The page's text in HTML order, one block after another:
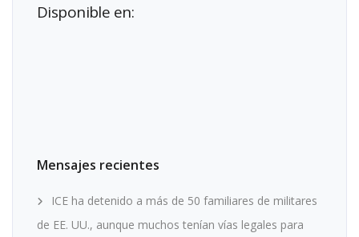
Disponible en:
Mensajes recientes
ICE ha detenido a más de 50 familiares de militares
de EE. UU., aunque muchos tenían vías legales para